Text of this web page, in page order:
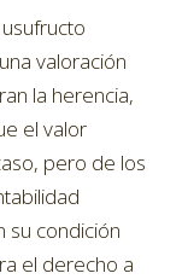
valoración
la herencia,
el valor
pero de los
su condición
el derecho a